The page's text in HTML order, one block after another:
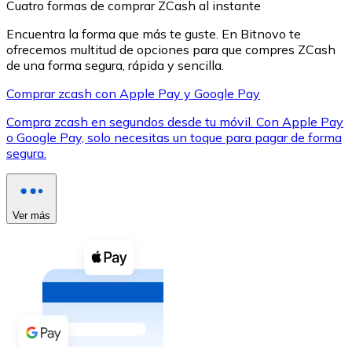
XRP
XRP
Efectivo
Comprar con efectivo
Transferencia SEPA
Añade fondos a tu cuenta Bitnovo o realiza compras
Cuatro formas de comprar ZCash al instante
Encuentra la forma que más te guste. En Bitnovo te
ofrecemos multitud de opciones para que compres ZCash
de una forma segura, rápida y sencilla.
Comprar zcash con Apple Pay y Google Pay
Compra zcash en segundos desde tu móvil. Con Apple Pay
o Google Pay, solo necesitas un toque para pagar de forma
segura.
Ver más